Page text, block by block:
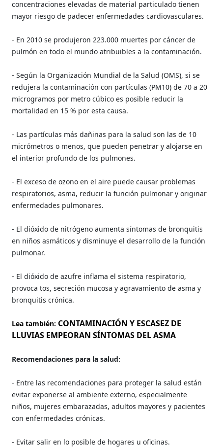
concentraciones elevadas de material particulado tienen
mayor riesgo de padecer enfermedades cardiovasculares.
- En 2010 se produjeron 223.000 muertes por cáncer de
pulmón en todo el mundo atribuibles a la contaminación.
- Según la Organización Mundial de la Salud (OMS), si se
redujera la contaminación con partículas (PM10) de 70 a 20
microgramos por metro cúbico es posible reducir la
mortalidad en 15 % por esta causa.
- Las partículas más dañinas para la salud son las de 10
micrómetros o menos, que pueden penetrar y alojarse en
el interior profundo de los pulmones.
- El exceso de ozono en el aire puede causar problemas
respiratorios, asma, reducir la función pulmonar y originar
enfermedades pulmonares.
- El dióxido de nitrógeno aumenta síntomas de bronquitis
en niños asmáticos y disminuye el desarrollo de la función
pulmonar.
- El dióxido de azufre inflama el sistema respiratorio,
provoca tos, secreción mucosa y agravamiento de asma y
bronquitis crónica.
Lea también: CONTAMINACIÓN Y ESCASEZ DE
LLUVIAS EMPEORAN SÍNTOMAS DEL ASMA
Recomendaciones para la salud:
- Entre las recomendaciones para proteger la salud están
evitar exponerse al ambiente externo, especialmente
niños, mujeres embarazadas, adultos mayores y pacientes
con enfermedades crónicas.
- Evitar salir en lo posible de hogares u oficinas.